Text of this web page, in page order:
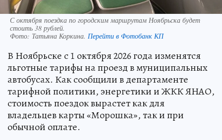
С октября поездка по городским маршрутам Ноябрьска будет
стоить 38 рублей.
Фото: Татьяна Коркина. Перейти в Фотобанк КП
В Ноябрьске с 1 октября 2026 года изменятся
льготные тарифы на проезд в муниципальных
автобусах. Как сообщили в департаменте
тарифной политики, энергетики и ЖКК ЯНАО,
стоимость поездок вырастет как для
владельцев карты «Морошка», так и при
обычной оплате.